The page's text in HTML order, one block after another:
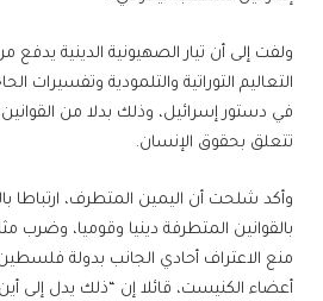
ولفت إلى أن تيار الصهيونية الدينية يدفع
التعاليم التوراتية والتلمودية وتفسيرات
في دستور إسرائيل، وذلك بدلا من
تتعلق بحقوق الإنسان.
وأكد شلحت أن اليمين المتطرف، ارتباطا
بالقوانين المتطرفة دينيا وقوميا، وضرب
أعضاء الكنيست، قائلا إن “ذلك يدل إلى أين